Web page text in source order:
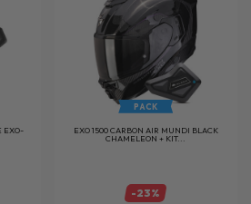
EXO-
PACK
EXO 1500 CARBON AIR MUNDI BLACK
CHAMELEON + KIT...
-23%